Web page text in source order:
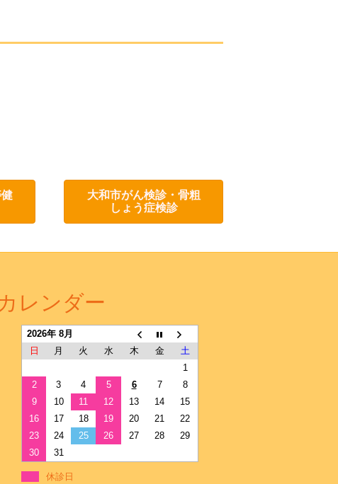
大和市がん検診・骨粗
しょう症検診
カレンダー
2026年 8月
日
月 火 水 木 金
土
1
2
3 4 5 6 7
8
9
10 11 12 13 14
15
16
17 18 19 20 21
22
23
24 25 26 27 28
29
30
31
休診日